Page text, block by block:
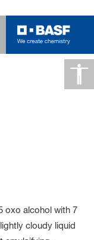
oxo alcohol with 7
cloudy liquid